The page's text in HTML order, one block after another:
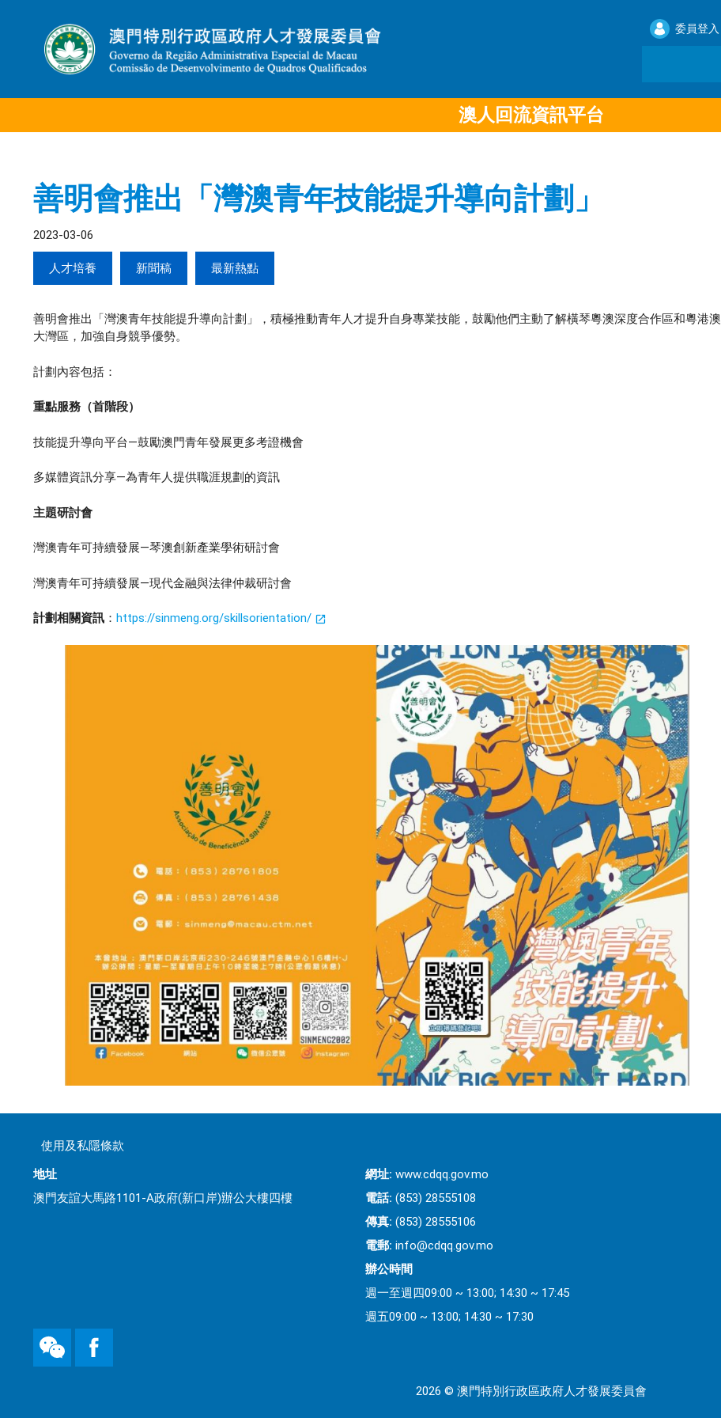
委員登入
澳人回流資訊平台
善明會推出「灣澳青年技能提升導向計劃」
2023-03-06
人才培養 新聞稿 最新熱點
善明會推出「灣澳青年技能提升導向計劃」，積極推動青年人才提升自身專業技能，鼓勵他們主動了解橫琴粵澳深度合作區和粵港澳
大灣區，加強自身競爭優勢。
計劃內容包括：
重點服務（首階段）
技能提升導向平台—鼓勵澳門青年發展更多考證機會
多媒體資訊分享—為青年人提供職涯規劃的資訊
主題研討會
灣澳青年可持續發展—琴澳創新產業學術研討會
灣澳青年可持續發展—現代金融與法律仲裁研討會
計劃相關資訊 ： https://sinmeng.org/skillsorientation/
使用及私隱條款
地址
澳門友誼大馬路1101-A政府(新口岸)辦公大樓四樓
網址: www.cdqq.gov.mo
電話: (853) 28555108
傳真: (853) 28555106
電郵: info@cdqq.gov.mo
辦公時間
週一至週四09:00 ~ 13:00; 14:30 ~ 17:45
週五09:00 ~ 13:00; 14:30 ~ 17:30
2026 © 澳門特別行政區政府人才發展委員會